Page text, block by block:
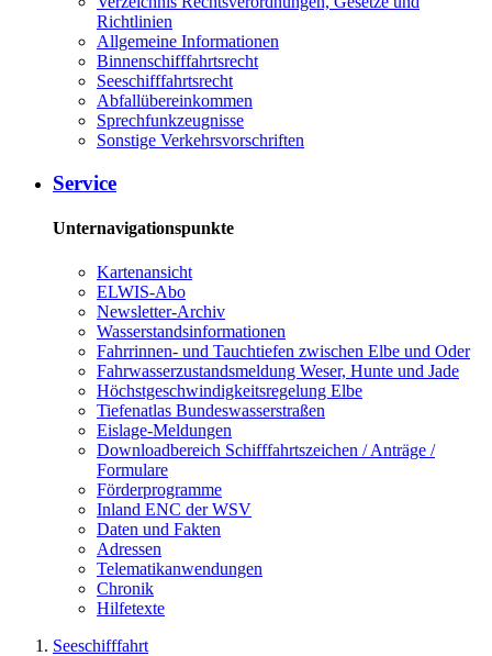
Richtlinien
Allgemeine Informationen
Binnenschifffahrtsrecht
Seeschifffahrtsrecht
Abfallübereinkommen
Sprechfunkzeugnisse
Sonstige Verkehrsvorschriften
Service
Unternavigationspunkte
Kartenansicht
ELWIS-Abo
Newsletter-Archiv
Wasserstandsinformationen
Fahrrinnen- und Tauchtiefen zwischen Elbe und Oder
Fahrwasserzustandsmeldung Weser, Hunte und Jade
Höchstgeschwindigkeitsregelung Elbe
Tiefenatlas Bundeswasserstraßen
Eislage-Meldungen
Downloadbereich Schifffahrtszeichen / Anträge /
Formulare
Förderprogramme
Inland ENC der WSV
Daten und Fakten
Adressen
Telematikanwendungen
Chronik
Hilfetexte
Seeschifffahrt